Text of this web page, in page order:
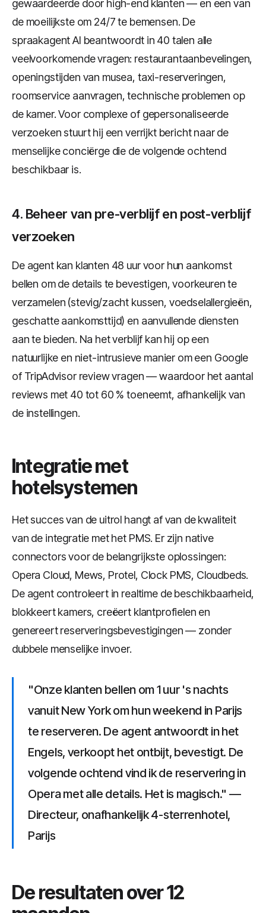
gewaardeerde door high-end klanten — en een van
de moeilijkste om 24/7 te bemensen. De
spraakagent AI beantwoordt in 40 talen alle
veelvoorkomende vragen: restaurantaanbevelingen,
openingstijden van musea, taxi-reserveringen,
roomservice aanvragen, technische problemen op
de kamer. Voor complexe of gepersonaliseerde
verzoeken stuurt hij een verrijkt bericht naar de
menselijke conciërge die de volgende ochtend
beschikbaar is.
4. Beheer van pre-verblijf en post-verblijf
verzoeken
De agent kan klanten 48 uur voor hun aankomst
bellen om de details te bevestigen, voorkeuren te
verzamelen (stevig/zacht kussen, voedselallergieën,
geschatte aankomsttijd) en aanvullende diensten
aan te bieden. Na het verblijf kan hij op een
natuurlijke en niet-intrusieve manier om een Google
of TripAdvisor review vragen — waardoor het aantal
reviews met 40 tot 60 % toeneemt, afhankelijk van
de instellingen.
Integratie met
hotelsystemen
Het succes van de uitrol hangt af van de kwaliteit
van de integratie met het PMS. Er zijn native
connectors voor de belangrijkste oplossingen:
Opera Cloud, Mews, Protel, Clock PMS, Cloudbeds.
De agent controleert in realtime de beschikbaarheid,
blokkeert kamers, creëert klantprofielen en
genereert reserveringsbevestigingen — zonder
dubbele menselijke invoer.
"Onze klanten bellen om 1 uur 's nachts
vanuit New York om hun weekend in Parijs
te reserveren. De agent antwoordt in het
Engels, verkoopt het ontbijt, bevestigt. De
volgende ochtend vind ik de reservering in
Opera met alle details. Het is magisch." —
Directeur, onafhankelijk 4-sterrenhotel,
Parijs
De resultaten over 12